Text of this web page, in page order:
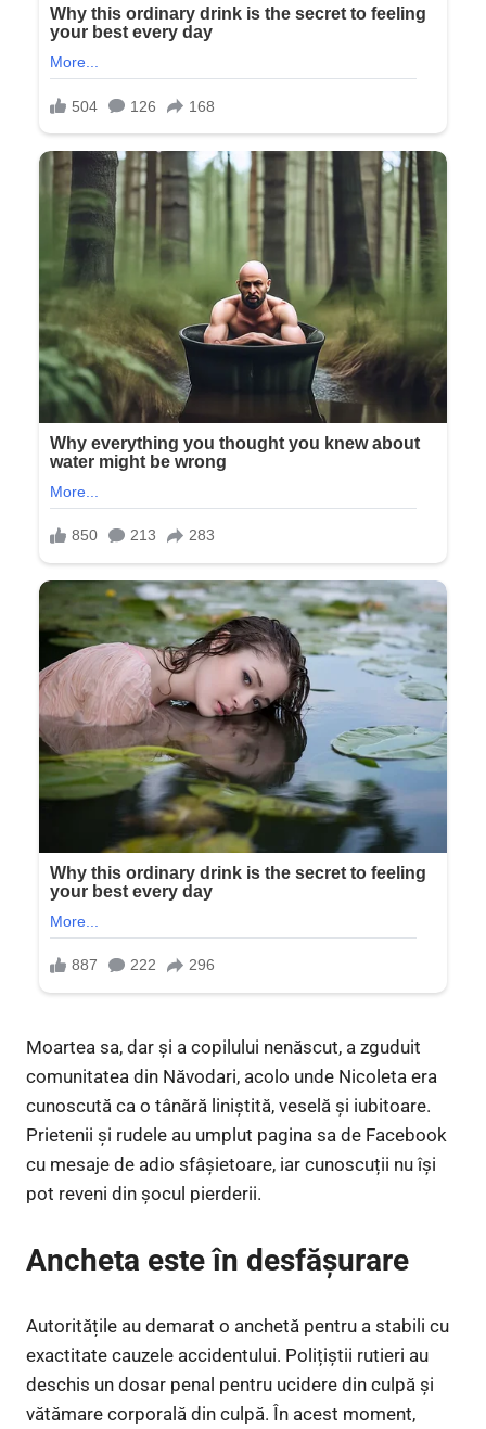
Moartea sa, dar și a copilului nenăscut, a zguduit
comunitatea din Năvodari, acolo unde Nicoleta era
cunoscută ca o tânără liniștită, veselă și iubitoare.
Prietenii și rudele au umplut pagina sa de Facebook
cu mesaje de adio sfâșietoare, iar cunoscuții nu își
pot reveni din șocul pierderii.
Ancheta este în desfășurare
Autoritățile au demarat o anchetă pentru a stabili cu
exactitate cauzele accidentului. Polițiștii rutieri au
deschis un dosar penal pentru ucidere din culpă și
vătămare corporală din culpă. În acest moment,